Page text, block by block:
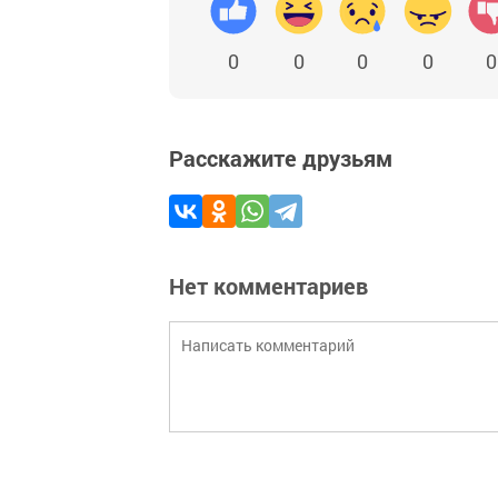
0 0 0 0 0
Расскажите друзьям
Нет комментариев